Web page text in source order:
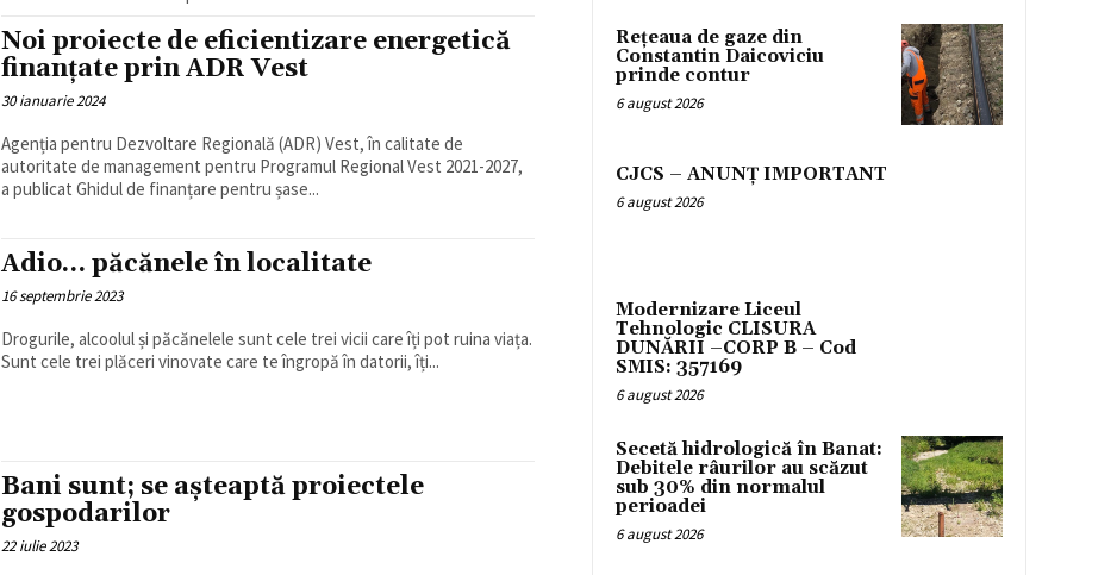
Noi proiecte de eficientizare energetică
finanțate prin ADR Vest
30 ianuarie 2024
Agenția pentru Dezvoltare Regională (ADR) Vest, în calitate de
autoritate de management pentru Programul Regional Vest 2021-2027,
a publicat Ghidul de finanțare pentru șase...
Adio… păcănele în localitate
16 septembrie 2023
Drogurile, alcoolul și păcănelele sunt cele trei vicii care îți pot ruina viața.
Sunt cele trei plăceri vinovate care te îngropă în datorii, îți...
Bani sunt; se așteaptă proiectele
gospodarilor
22 iulie 2023
Rețeaua de gaze din
Constantin Daicoviciu
prinde contur
6 august 2026
CJCS – ANUNȚ IMPORTANT
6 august 2026
Modernizare Liceul
Tehnologic CLISURA
DUNĂRII –CORP B – Cod
SMIS: 357169
6 august 2026
Secetă hidrologică în Banat:
Debitele râurilor au scăzut
sub 30% din normalul
perioadei
6 august 2026